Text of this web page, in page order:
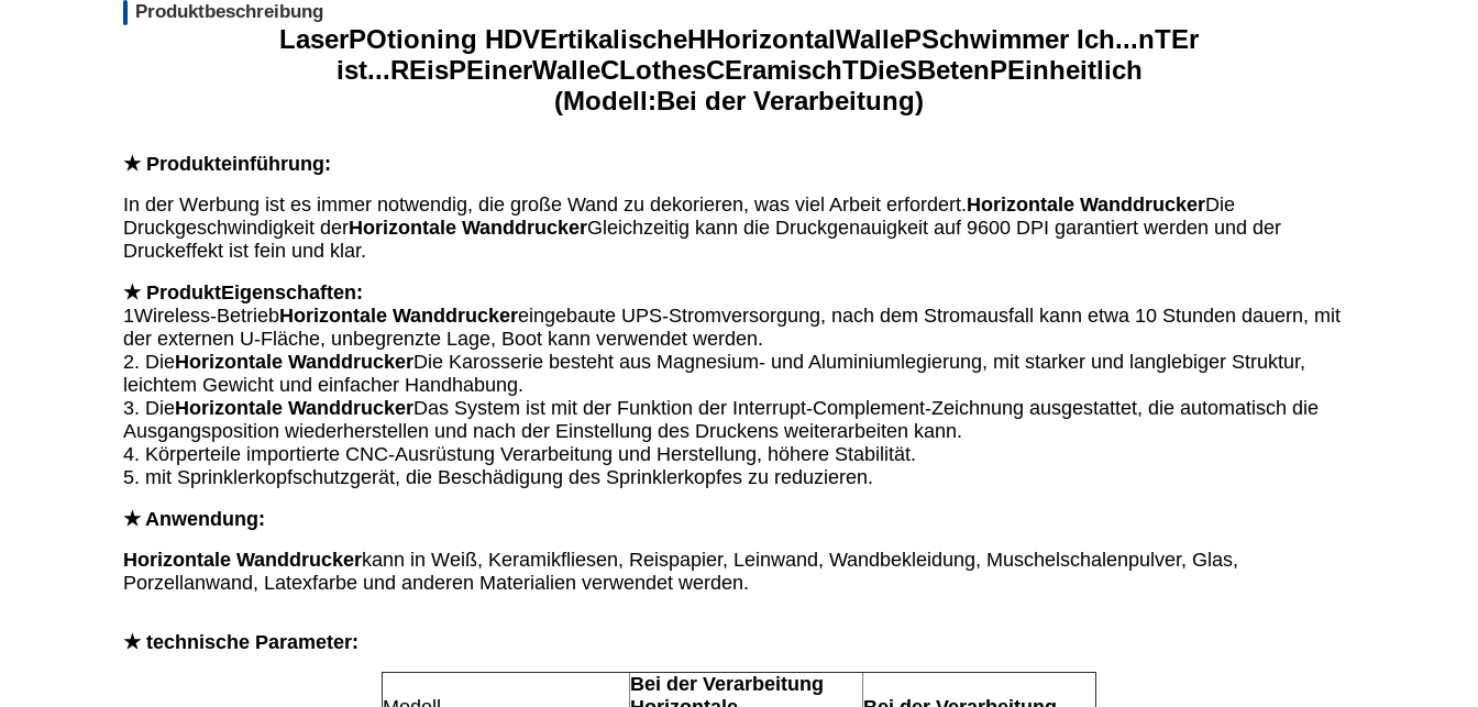
Produktbeschreibung
LaserPOtioning HDVErtikalischeHHorizontalWallePSchwimmer Ich...nTEr
ist...REisPEinerWalleCLothesCEramischTDieSBetenPEinheitlich
(Modell:Bei der Verarbeitung)
★ Produkteinführung:
In der Werbung ist es immer notwendig, die große Wand zu dekorieren, was viel Arbeit erfordert.Horizontale WanddruckerDie
Druckgeschwindigkeit derHorizontale WanddruckerGleichzeitig kann die Druckgenauigkeit auf 9600 DPI garantiert werden und der
Druckeffekt ist fein und klar.
★ ProduktEigenschaften:
1Wireless-BetriebHorizontale Wanddruckereingebaute UPS-Stromversorgung, nach dem Stromausfall kann etwa 10 Stunden dauern, mit
der externen U-Fläche, unbegrenzte Lage, Boot kann verwendet werden.
2. DieHorizontale WanddruckerDie Karosserie besteht aus Magnesium- und Aluminiumlegierung, mit starker und langlebiger Struktur,
leichtem Gewicht und einfacher Handhabung.
3. DieHorizontale WanddruckerDas System ist mit der Funktion der Interrupt-Complement-Zeichnung ausgestattet, die automatisch die
Ausgangsposition wiederherstellen und nach der Einstellung des Druckens weiterarbeiten kann.
4. Körperteile importierte CNC-Ausrüstung Verarbeitung und Herstellung, höhere Stabilität.
5. mit Sprinklerkopfschutzgerät, die Beschädigung des Sprinklerkopfes zu reduzieren.
★ Anwendung:
Horizontale Wanddruckerkann in Weiß, Keramikfliesen, Reispapier, Leinwand, Wandbekleidung, Muschelschalenpulver, Glas,
Porzellanwand, Latexfarbe und anderen Materialien verwendet werden.
★ technische Parameter:
Bei der Verarbeitung